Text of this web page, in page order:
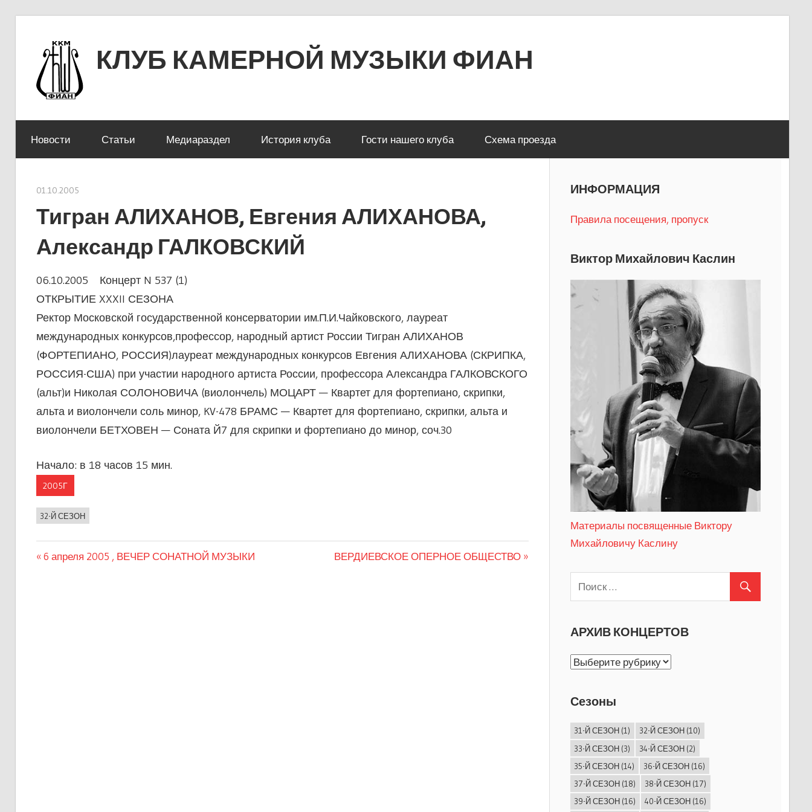
содержимому
КЛУБ КАМЕРНОЙ МУЗЫКИ ФИАН
Новости Статьи Медиараздел История клуба Гости нашего клуба Схема проезда
01.10.2005
Тигран АЛИХАНОВ, Евгения АЛИХАНОВА,
Александр ГАЛКОВСКИЙ
06.10.2005 Концерт N 537 (1)
ОТКРЫТИЕ XXXII СЕЗОНА
Ректор Московской государственной консерватории им.П.И.Чайковского, лауреат
международных конкурсов,профессор, народный артист России Тигран АЛИХАНОВ
(ФОРТЕПИАНО, РОССИЯ)лауреат международных конкурсов Евгения АЛИХАНОВА (СКРИПКА,
РОССИЯ-США) при участии народного артиста России, профессора Александра ГАЛКОВСКОГО
(альт)и Николая СОЛОНОВИЧА (виолончель) МОЦАРТ — Квартет для фортепиано, скрипки,
альта и виолончели соль минор, KV-478 БРАМС — Квартет для фортепиано, скрипки, альта и
виолончели БЕТХОВЕН — Соната Й7 для скрипки и фортепиано до минор, соч.30
Начало: в 18 часов 15 мин.
2005Г
32-Й СЕЗОН
Навигация
Предыдущая
6 апреля 2005 , ВЕЧЕР СОНАТНОЙ МУЗЫКИ
Следующая
ВЕРДИЕВСКОЕ ОПЕРНОЕ ОБЩЕСТВО
ИНФОРМАЦИЯ
Правила посещения, пропуск
Виктор Михайлович Каслин
Материалы посвященные Виктору
Михайловичу Каслину
АРХИВ КОНЦЕРТОВ
АРХИВ
Сезоны
31-Й СЕЗОН (1) 32-Й СЕЗОН (10)
33-Й СЕЗОН (3) 34-Й СЕЗОН (2)
35-Й СЕЗОН (14) 36-Й СЕЗОН (16)
37-Й СЕЗОН (18) 38-Й СЕЗОН (17)
39-Й СЕЗОН (16) 40-Й СЕЗОН (16)